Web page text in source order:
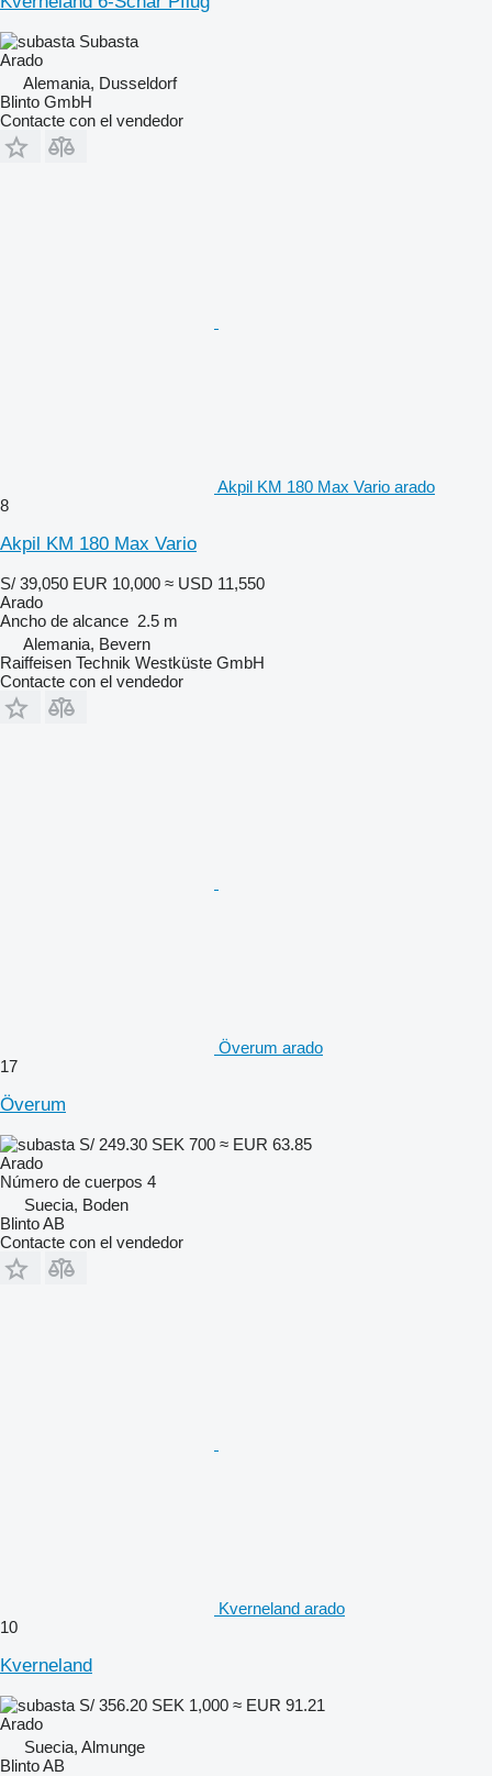
Subasta
Arado
Alemania, Dusseldorf
Blinto GmbH
Contacte con el vendedor
Akpil KM 180 Max Vario arado
8
Akpil KM 180 Max Vario
S/ 39,050 EUR 10,000 ≈ USD 11,550
Arado
Ancho de alcance 2.5 m
Alemania, Bevern
Raiffeisen Technik Westküste GmbH
Contacte con el vendedor
Överum arado
17
Överum
S/ 249.30 SEK 700 ≈ EUR 63.85
Arado
Número de cuerpos 4
Suecia, Boden
Blinto AB
Contacte con el vendedor
Kverneland arado
10
Kverneland
S/ 356.20 SEK 1,000 ≈ EUR 91.21
Arado
Suecia, Almunge
Blinto AB